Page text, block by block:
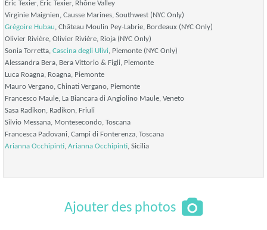
Eric Texier, Eric Texier, Rhône Valley
Virginie Maignien, Causse Marines, Southwest (NYC Only)
Grégoire Hubau, Château Moulin Pey-Labrie, Bordeaux (NYC Only)
Olivier Rivière, Olivier Rivière, Rioja (NYC Only)
Sonia Torretta, Cascina degli Ulivi, Piemonte (NYC Only)
Alessandra Bera, Bera Vittorio & Figli, Piemonte
Luca Roagna, Roagna, Piemonte
Mauro Vergano, Chinati Vergano, Piemonte
Francesco Maule, La Biancara di Angiolino Maule, Veneto
Sasa Radikon, Radikon, Friuli
Silvio Messana, Montesecondo, Toscana
Francesca Padovani, Campi di Fonterenza, Toscana
Arianna Occhipinti, Arianna Occhipinti, Sicilia
Ajouter des photos